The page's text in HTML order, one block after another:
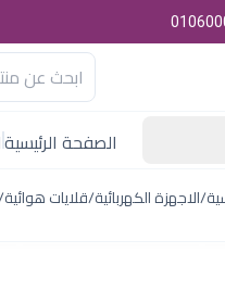
الصفحة الرئيسية
/الاجهزة الكهربائية/قلايات هوائية